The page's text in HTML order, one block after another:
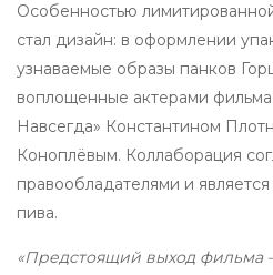
Особенностью
стал дизайн: в оформлении
узнаваемые образы панков
воплощенные актерами
Навсегда» Константином
Коноплёвым. Коллаборация
правообладателями и
пива.
«Предстоящий выход фильма